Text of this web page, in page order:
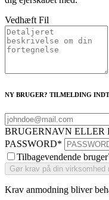
Vedhæft Fil
NY BRUGER? TILMELDING
BRUGERNAVN ELLER
PASSWORD*
Tilbagevendende
Krav anmodning bliver